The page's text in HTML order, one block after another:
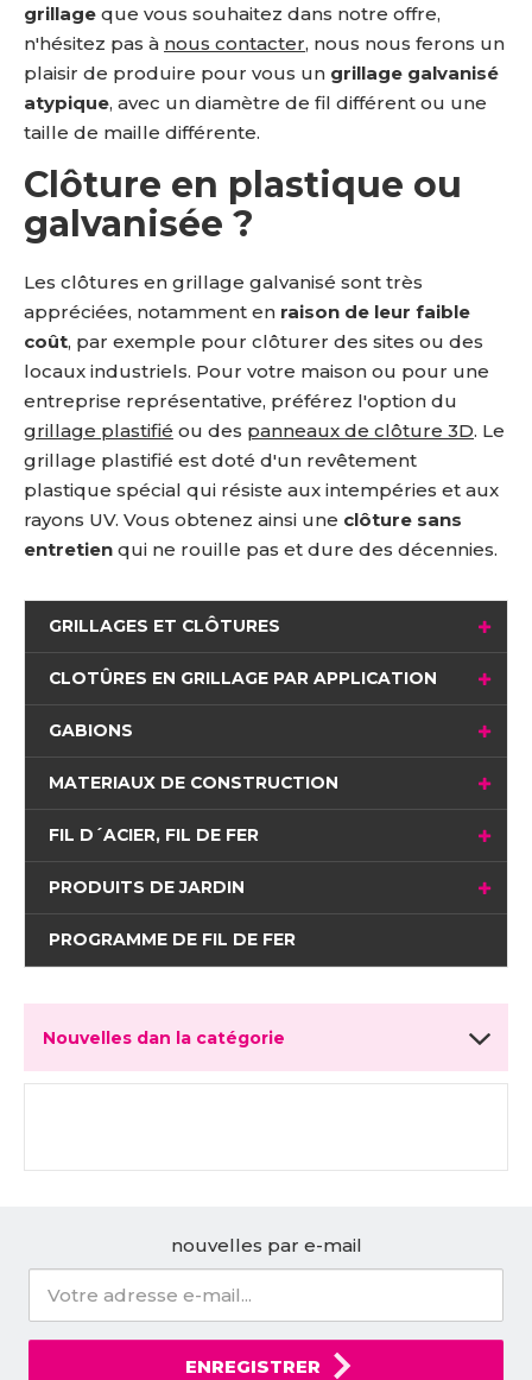
grillage que vous souhaitez dans notre offre,
n'hésitez pas à nous contacter, nous nous ferons un
plaisir de produire pour vous un grillage galvanisé
atypique, avec un diamètre de fil différent ou une
taille de maille différente.
Clôture en plastique ou
galvanisée ?
Les clôtures en grillage galvanisé sont très
appréciées, notamment en raison de leur faible
coût, par exemple pour clôturer des sites ou des
locaux industriels. Pour votre maison ou pour une
entreprise représentative, préférez l'option du
grillage plastifié ou des panneaux de clôture 3D. Le
grillage plastifié est doté d'un revêtement
plastique spécial qui résiste aux intempéries et aux
rayons UV. Vous obtenez ainsi une clôture sans
entretien qui ne rouille pas et dure des décennies.
GRILLAGES ET CLÔTURES
CLOTÛRES EN GRILLAGE PAR APPLICATION
GABIONS
MATERIAUX DE CONSTRUCTION
FIL D´ACIER, FIL DE FER
PRODUITS DE JARDIN
PROGRAMME DE FIL DE FER
Nouvelles dan la catégorie
nouvelles par e-mail
ENREGISTRER